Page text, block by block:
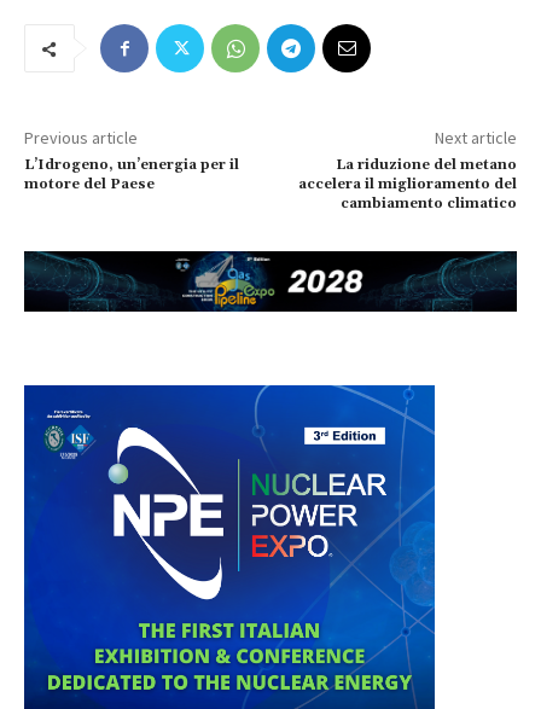
Previous article
L’Idrogeno, un’energia per il
motore del Paese
Next article
La riduzione del metano
accelera il miglioramento del
cambiamento climatico